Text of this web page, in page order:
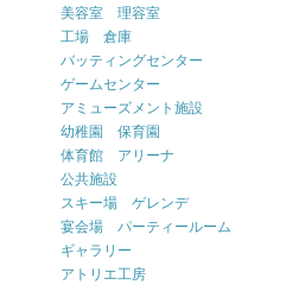
美容室 理容室
工場 倉庫
バッティングセンター
ゲームセンター
アミューズメント施設
幼稚園 保育園
体育館 アリーナ
公共施設
スキー場 ゲレンデ
宴会場 パーティールーム
ギャラリー
アトリエ工房